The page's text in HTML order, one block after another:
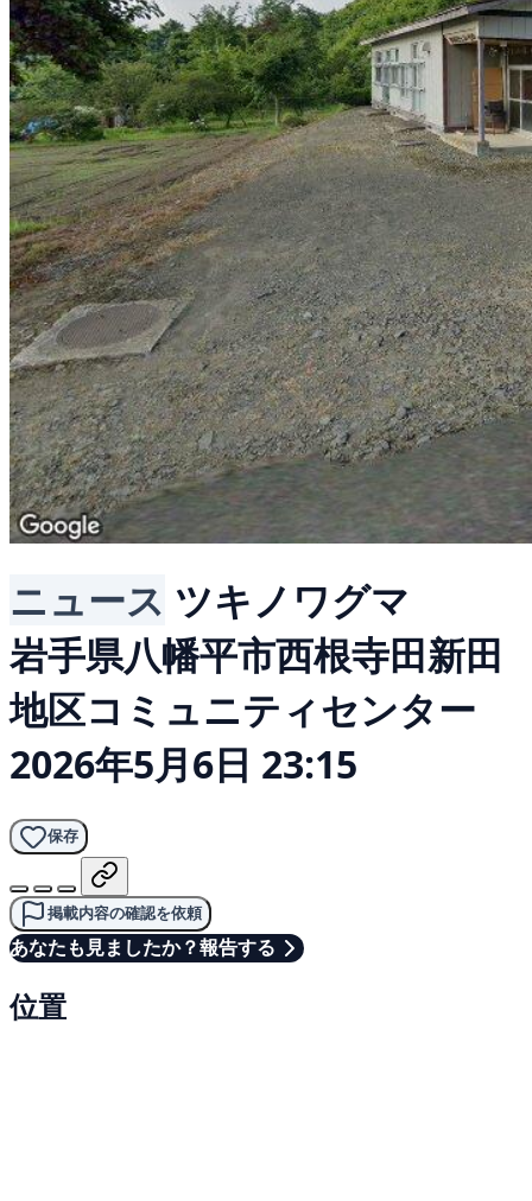
ニュース ツキノワグマ
岩手県八幡平市西根寺田新田
地区コミュニティセンター
2026年5月6日 23:15
保存
掲載内容の確認を依頼
あなたも見ましたか？報告する
位置